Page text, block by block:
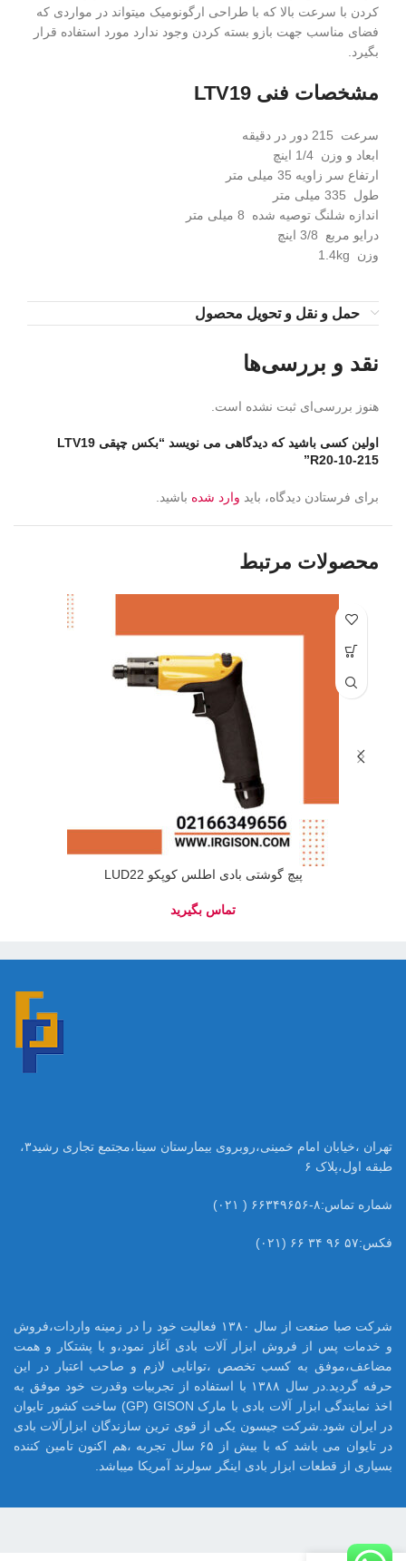
کردن با سرعت بالا که با طراحی ارگونومیک میتواند در مواردی که
فضای مناسب جهت بازو بسته کردن وجود ندارد مورد استفاده قرار
بگیرد.
مشخصات فنی LTV19
سرعت 215 دور در دقیقه
ابعاد و وزن 1/4 اینچ
ارتفاع سر زاویه 35 میلی متر
طول 335 میلی متر
اندازه شلنگ توصیه شده 8 میلی متر
درایو مربع 3/8 اینچ
وزن 1.4kg
حمل و نقل و تحویل محصول
نقد و بررسی‌ها
هنوز بررسی‌ای ثبت نشده است.
اولین کسی باشید که دیدگاهی می نویسد “بکس چپقی LTV19
R20-10-215”
برای فرستادن دیدگاه، باید وارد شده باشید.
محصولات مرتبط
پیچ گوشتی بادی اطلس کوپکو LUD22
تهران ،خیابان امام خمینی،روبروی بیمارستان سینا،مجتمع تجاری رشید۳،
طبقه اول،پلاک ۶
شماره تماس:۸-۶۶۳۴۹۶۵۶ ( ۰۲۱)
فکس:۵۷ ۹۶ ۳۴ ۶۶ (۰۲۱)
شرکت صبا صنعت از سال ۱۳۸۰ فعالیت خود را در زمینه واردات،فروش
و خدمات پس از فروش ابزار آلات بادی آغاز نمود،و با پشتکار و همت
مضاعف،موفق به کسب تخصص ،توانایی لازم و صاحب اعتبار در این
حرفه گردید.در سال ۱۳۸۸ با استفاده از تجربیات وقدرت خود موفق به
اخذ نمایندگی ابزار آلات بادی با مارک GP) GISON) ساخت کشور تایوان
در ایران شود.شرکت جیسون یکی از قوی ترین سازندگان ابزارآلات بادی
در تایوان می باشد که با بیش از ۶۵ سال تجربه ،هم اکنون تامین کننده
بسیاری از قطعات ابزار بادی اینگر سولرند آمریکا میباشد.